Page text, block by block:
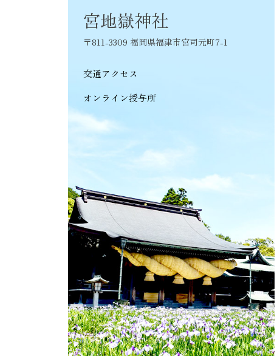
シ
ョ
ン
宮地嶽神社
〒811-3309 福岡県福津市宮司元町7-1
交通アクセス
オンライン授与所